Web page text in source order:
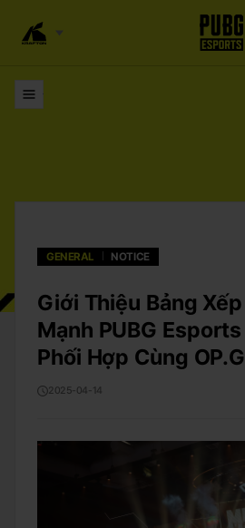
GENERAL NOTICE
Giới Thiệu Bảng
Mạnh PUBG
Phối Hợp Cùng
2025-04-14